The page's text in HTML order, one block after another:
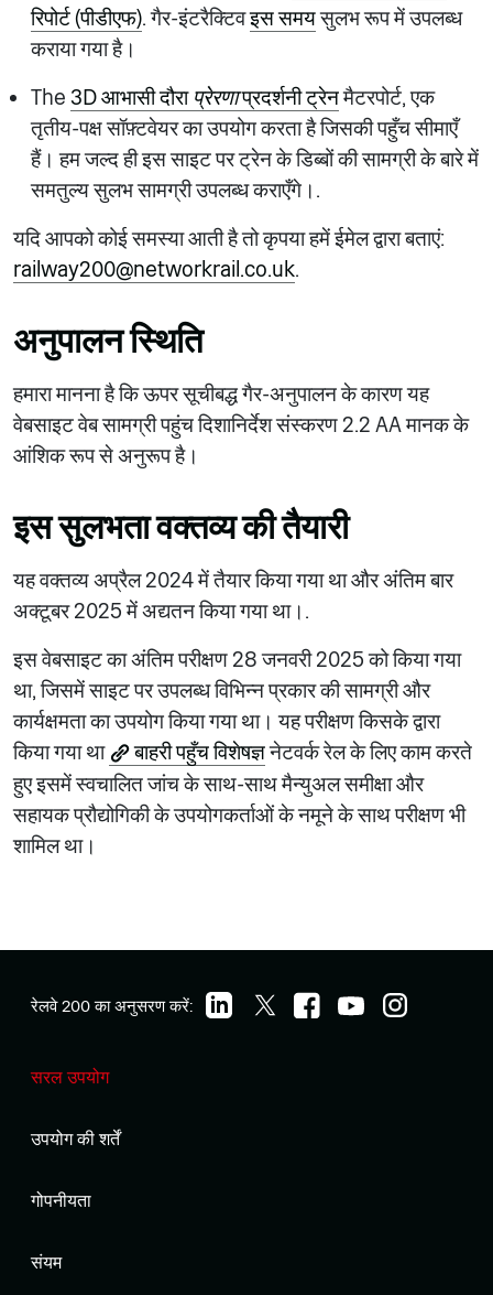
रिपोर्ट (पीडीएफ). गैर-इंटरैक्टिवइस समयसुलभ रूप में उपलब्ध
कराया गया है।
The 3D आभासी दौरा प्रेरणाप्रदर्शनी ट्रेनमैटरपोर्ट, एक
तृतीय-पक्ष सॉफ़्टवेयर का उपयोग करता है जिसकी पहुँच सीमाएँ
हैं। हम जल्द ही इस साइट पर ट्रेन के डिब्बों की सामग्री के बारे में
समतुल्य सुलभ सामग्री उपलब्ध कराएँगे।.
यदि आपको कोई समस्या आती है तो कृपया हमें ईमेल द्वारा बताएं:
railway200@networkrail.co.uk.
अनुपालन स्थिति
हमारा मानना है कि ऊपर सूचीबद्ध गैर-अनुपालन के कारण यह
वेबसाइट वेब सामग्री पहुंच दिशानिर्देश संस्करण 2.2 AA मानक के
आंशिक रूप से अनुरूप है।
इस सुलभता वक्तव्य की तैयारी
यह वक्तव्य अप्रैल 2024 में तैयार किया गया था और अंतिम बार
अक्टूबर 2025 में अद्यतन किया गया था।.
इस वेबसाइट का अंतिम परीक्षण 28 जनवरी 2025 को किया गया
था, जिसमें साइट पर उपलब्ध विभिन्न प्रकार की सामग्री और
कार्यक्षमता का उपयोग किया गया था। यह परीक्षण किसके द्वारा
किया गया था
बाहरी पहुँच विशेषज्ञनेटवर्क रेल के लिए काम करते
हुए इसमें स्वचालित जांच के साथ-साथ मैन्युअल समीक्षा और
सहायक प्रौद्योगिकी के उपयोगकर्ताओं के नमूने के साथ परीक्षण भी
शामिल था।
रेलवे 200 का अनुसरण करें:
सरल उपयोग
उपयोग की शर्तें
गोपनीयता
संयम